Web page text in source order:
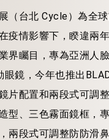
（台北 Cycle）為全
疫情影響下，睽違兩
界矚目，專為亞洲人
眼鏡，今年也推出
片配置和兩段式可調
型、三色霧面鏡框，
兩段式可調整防防滑